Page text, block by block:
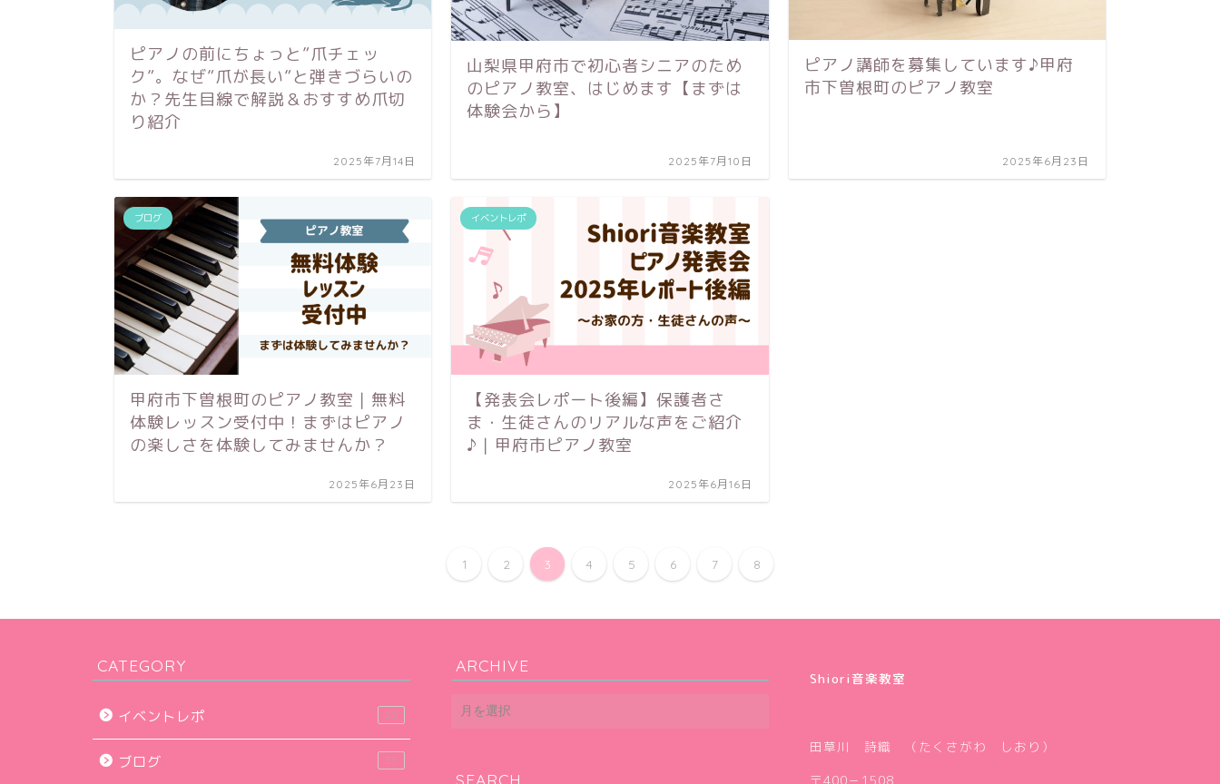
ピアノの前にちょっと”爪チェッ
ク”。なぜ”爪が長い”と弾きづらいの
か？先生目線で解説＆おすすめ爪切
り紹介
2025年7月14日
山梨県甲府市で初心者シニアのため
のピアノ教室、はじめます【まずは
体験会から】
2025年7月10日
ピアノ講師を募集しています♪甲府
市下曽根町のピアノ教室
2025年6月23日
ブログ
甲府市下曽根町のピアノ教室｜無料
体験レッスン受付中！まずはピアノ
の楽しさを体験してみませんか？
2025年6月23日
イベントレポ
【発表会レポート後編】保護者さ
ま・生徒さんのリアルな声をご紹介
♪｜甲府市ピアノ教室
2025年6月16日
1 2 3 4 5 6 7 8
CATEGORY
イベントレポ 23
ブログ 33
ARCHIVE
ARCHIVE
SEARCH
Shiori音楽教室
田草川 詩織 （たくさがわ しおり）
〒400－1508